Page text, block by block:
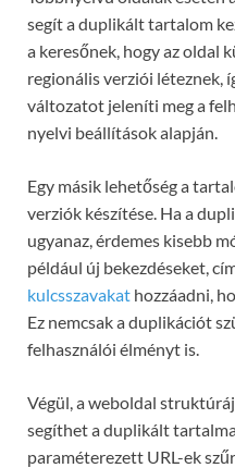
segít a duplikált tartalom
a keresőnek, hogy az oldal
regionális verziói léteznek,
változatot jeleníti meg a
nyelvi beállítások alapján.
Egy másik lehetőség a
verziók készítése. Ha a
ugyanaz, érdemes kisebb
például új bekezdéseket,
kulcsszavakat hozzáadni,
Ez nemcsak a duplikációt
felhasználói élményt is.
Végül, a weboldal
segíthet a duplikált
paraméterezett URL-ek